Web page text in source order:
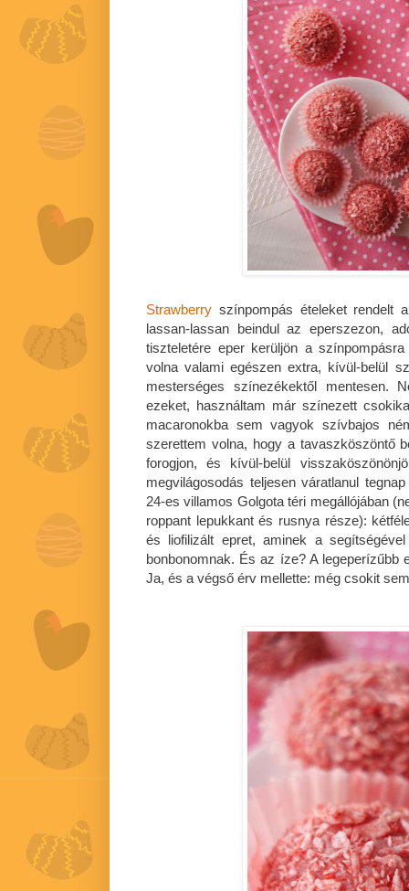
Strawberry színpompás ételeket rendelt
lassan-lassan beindul az eperszezon,
tiszteletére eper kerüljön a
volna valami egészen extra, kívül-belül
mesterséges színezékektől mentesen.
ezeket, használtam már színezett
macaronokba sem vagyok szívbajos
szerettem volna, hogy a tavaszköszöntő
forogjon, és kívül-belül
megvilágosodás teljesen váratlanul
24-es villamos Golgota téri megállójában
roppant lepukkant és rusnya része):
és liofilizált epret, aminek a
bonbonomnak. És az íze? A legeperízűbb
Ja, és a végső érv mellette: még csokit